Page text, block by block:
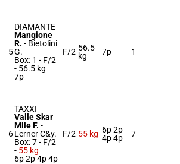
5
DIAMANTE
Mangione
R. - Bietolini
G.
Box: 1 - F/2
- 56.5 kg
7p
F/2 56.5
kg
7p 1
6
TAXXI
Valle Skar
Mlle F. -
Lerner C&y.
Box: 7 - F/2
- 55 kg
6p 2p 4p 4p
F/2 55 kg 6p 2p
4p 4p
7